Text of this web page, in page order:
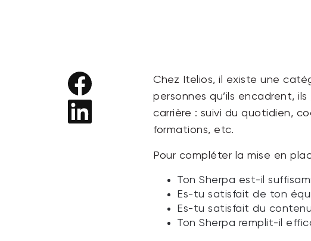
Chez Itelios, il existe une
personnes qu’ils encadrent,
carrière : suivi du quotidien,
formations, etc.
Pour compléter la mise en
Ton Sherpa est-il
Es-tu satisfait de ton
Es-tu satisfait du
Ton Sherpa remplit-il